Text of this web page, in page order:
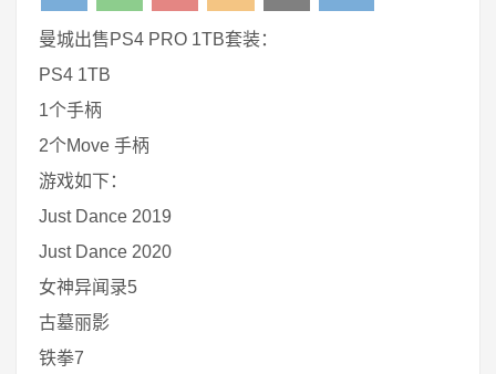
曼城出售PS4 PRO 1TB套装：
PS4 1TB
1个手柄
2个Move 手柄
游戏如下：
Just Dance 2019
Just Dance 2020
女神异闻录5
古墓丽影
铁拳7